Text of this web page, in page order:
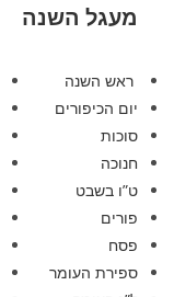
מעגל השנה
ראש השנה
יום הכיפורים
סוכות
חנוכה
ט”ו בשבט
פורים
פסח
ספירת העומר